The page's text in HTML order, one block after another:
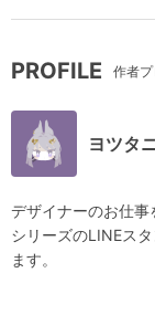
PROFILE 作者
ヨツタ
デザイナーのお仕事
シリーズのLINEス
ます。